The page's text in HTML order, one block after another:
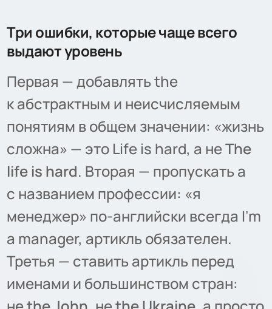
Три ошибки, которые чаще всего
выдают уровень
Первая — добавлять the
к абстрактным и неисчисляемым
понятиям в общем значении: «жизнь
сложна» — это Life is hard, а неThe
life is hard. Вторая — пропускать a
с названием профессии: «я
менеджер» по-английски всегда Iʼm
a manager, артикль обязателен.
Третья — ставить артикль перед
именами и большинством стран: